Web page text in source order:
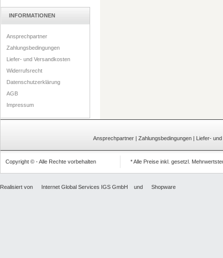
INFORMATIONEN
Ansprechpartner
Zahlungsbedingungen
Liefer- und Versandkosten
Widerrufsrecht
Datenschutzerklärung
AGB
Impressum
Ansprechpartner | Zahlungsbedingungen | Liefer-
Copyright © - Alle Rechte vorbehalten * Alle Preise inkl. gesetzl.
Realisiert von Internet Global Services IGS GmbH und Shopware